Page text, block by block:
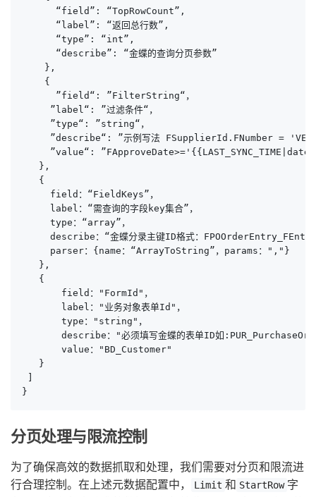
      “field”: “TopRowCount”,
      “label”: “返回总行数”,
      “type”: “int”,
      “describe”: “金蝶的查询分页参数”
    },
    {
      ”field“: ”FilterString“，
     ”label“: ”过滤条件“，
     ”type“: ”string“，
”describe“: ”示例写法 FSupplierId.FNumber =
”value“:
   },
   {
     field：“FieldKeys”，
     label：“需查询的字段key集合”，
     type：“array”，
describe：“金蝶分录主键ID格式：
     parser：{name：“ArrayToString”，params：","}
   },
   {
       field："FormId"，
       label："业务对象表单Id"，
       type："string"，
describe："必须填写金蝶的表单ID如
       value："BD_Customer"
   }
}
分页处理与限流控制
为了确保高效的数据抓取和处理，我们需要对分页和限流进
行合理控制。在上述元数据配置中，
Limit 和 StartRow 字